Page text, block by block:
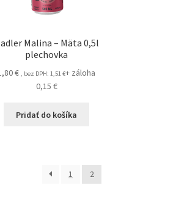
Malina – Mäta 0,5l
plechovka
€ , bez DPH:1,51€+ záloha
0,15 €
Pridať do košíka
1 2